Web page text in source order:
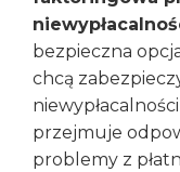
bezpieczna
chcą
przejmuje
problemy z